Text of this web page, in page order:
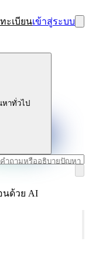
ะเบียนเข้าสู่ระบบ
หาทั่วไป
นด้วย AI